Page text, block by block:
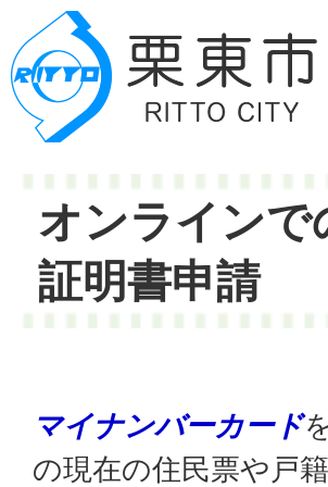
オンラインで
証明書申請
マイナンバーカード
の現在の住民票や戸